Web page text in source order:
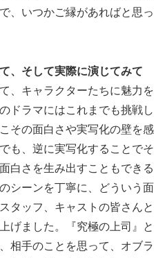
、いつかご縁があればと思っ
、そして実際に演じてみて
、キャラクターたちに魅力を
ドラマにはこれまでも挑戦し
その面白さや実写化の壁を感
も、逆に実写化することでそ
白さを生み出すこともできる
シーンを丁寧に、どういう面
タッフ、キャストの皆さんと
げました。『究極の上司』と
相手のことを思って、オブラ